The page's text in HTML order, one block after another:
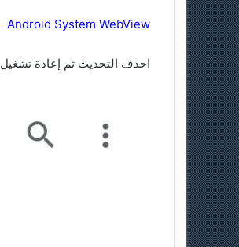
Android System WebView
احذف التحديث ثم إعادة تشغيل